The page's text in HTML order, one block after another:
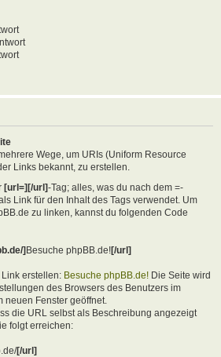
Wege, um URIs (Uniform Resource
Links bekannt, zu erstellen.
[url=][/url]-Tag; alles, was du nach dem =-
Link für den Inhalt des Tags verwendet. Um
zu linken, kannst du folgenden Code
]Besuche phpBB.de![/url]
erstellen: Besuche phpBB.de! Die Seite wird
des Browsers des Benutzers im
neuen Fenster geöffnet.
die URL selbst als Beschreibung angezeigt
folgt erreichen:
[/url]